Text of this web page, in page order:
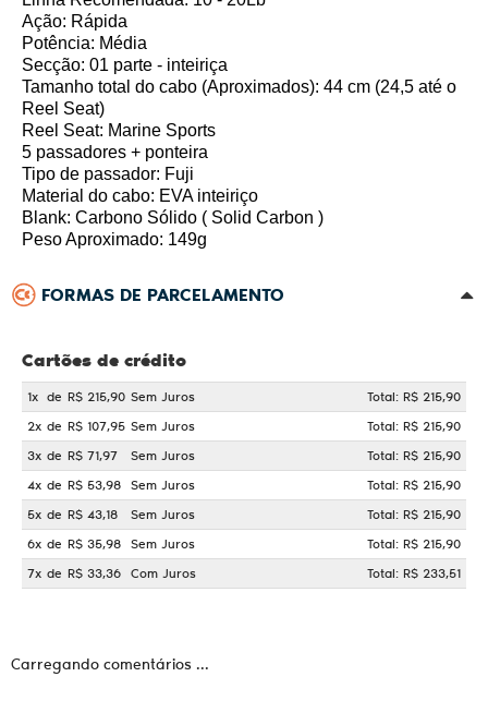
Ação: Rápida
Potência: Média
Secção: 01 parte - inteiriça
Tamanho total do cabo (Aproximados): 44 cm (24,5 até o
Reel Seat)
Reel Seat: Marine Sports
5 passadores + ponteira
Tipo de passador: Fuji
Material do cabo: EVA inteiriço
Blank: Carbono Sólido ( Solid Carbon )
Peso Aproximado: 149g
FORMAS DE PARCELAMENTO
Cartões de crédito
1x de R$ 215,90 Sem Juros
Total: R$ 215,90
2x de R$ 107,95 Sem Juros
Total: R$ 215,90
3x de R$ 71,97 Sem Juros
Total: R$ 215,90
4x de R$ 53,98 Sem Juros
Total: R$ 215,90
5x de R$ 43,18 Sem Juros
Total: R$ 215,90
6x de R$ 35,98 Sem Juros
Total: R$ 215,90
7x de R$ 33,36 Com Juros Total: R$ 233,51
Carregando comentários ...